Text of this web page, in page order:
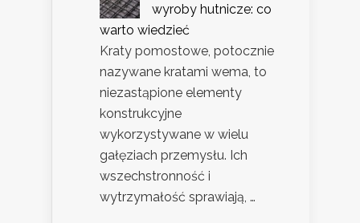
wyroby hutnicze: co
warto wiedzieć
Kraty pomostowe, potocznie
nazywane kratami wema, to
niezastąpione elementy
konstrukcyjne
wykorzystywane w wielu
gałęziach przemysłu. Ich
wszechstronność i
wytrzymałość sprawiają, …